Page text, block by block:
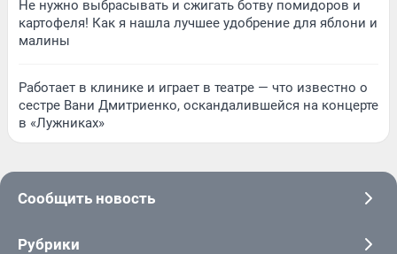
Не нужно выбрасывать и сжигать ботву помидоров и
картофеля! Как я нашла лучшее удобрение для яблони и
малины
Работает в клинике и играет в театре — что известно о
сестре Вани Дмитриенко, оскандалившейся на концерте
в «Лужниках»
Сообщить новость
Рубрики